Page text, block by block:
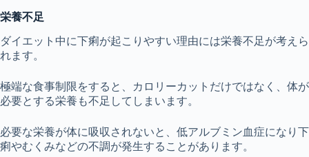
栄養不足
ダイエット中に下痢が起こりやすい理由には栄養不足が考えら
れます。
極端な食事制限をすると、カロリーカットだけではなく、体が
必要とする栄養も不足してしまいます。
必要な栄養が体に吸収されないと、低アルブミン血症になり下
痢やむくみなどの不調が発生することがあります。